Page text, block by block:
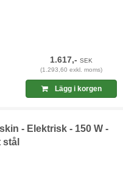
1.617,-SEK
(1.293,60 exkl. moms)
Lägg i korgen
- Elektrisk - 150 W -